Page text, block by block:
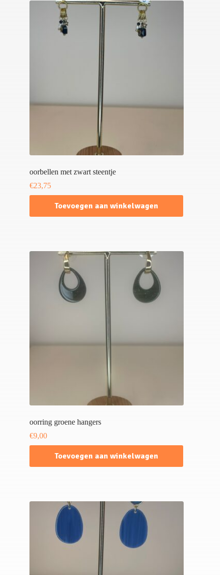
oorbellen met zwart steentje
€23,75
Toevoegen aan winkelwagen
oorring groene hangers
€9,00
Toevoegen aan winkelwagen